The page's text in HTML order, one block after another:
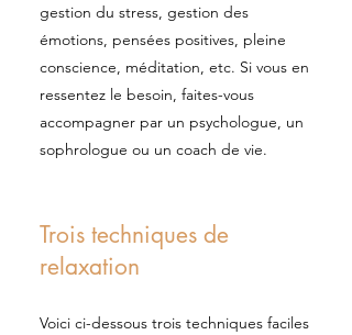
gestion du stress, gestion des
émotions, pensées positives, pleine
conscience, méditation, etc. Si vous en
ressentez le besoin, faites-vous
accompagner par un psychologue, un
sophrologue ou un coach de vie.
Trois techniques de
relaxation
Voici ci-dessous trois techniques faciles